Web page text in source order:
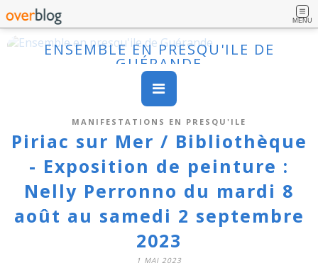
MENU
ENSEMBLE EN PRESQU'ILE DE
GUÉRANDE
MANIFESTATIONS EN PRESQU'ILE
Piriac sur Mer / Bibliothèque
- Exposition de peinture :
Nelly Perronno du mardi 8
août au samedi 2 septembre
2023
1 MAI 2023